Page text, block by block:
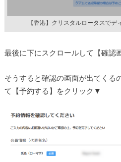
【香港】クリスタルロータスでデ
最後に下にスクロールして【確認
そうすると確認の画面が出てくる
て【予約する】をクリック▼